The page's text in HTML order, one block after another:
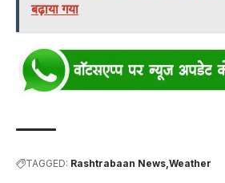
बढ़ाया गया
TAGGED: Rashtrabaan News Weather